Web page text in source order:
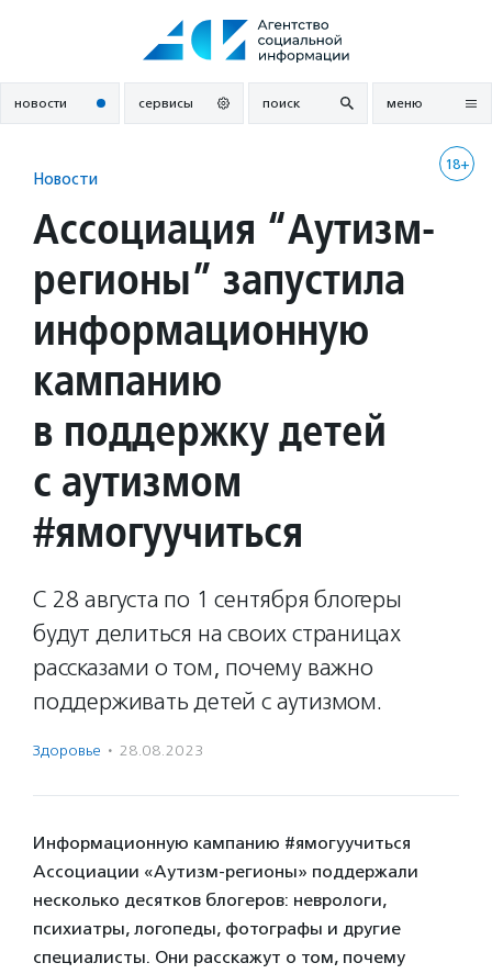
новости сервисы поиск меню
18+
Новости
Ассоциация “Аутизм-
регионы” запустила
информационную
кампанию
в поддержку детей
с аутизмом
#ямогуучиться
С 28 августа по 1 сентября блогеры
будут делиться на своих страницах
рассказами о том, почему важно
поддерживать детей с аутизмом.
Здоровье · 28.08.2023
Информационную кампанию #ямогуучиться
Ассоциации «Аутизм-регионы» поддержали
несколько десятков блогеров: неврологи,
психиатры, логопеды, фотографы и другие
специалисты. Они расскажут о том, почему